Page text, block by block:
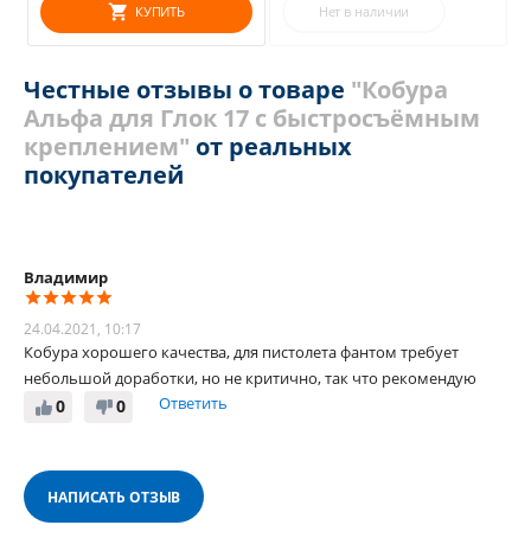
КУПИТЬ Нет в наличии
Честные отзывы о товаре "Кобура
Альфа для Глок 17 с быстросъёмным
креплением" от реальных
покупателей
Владимир
24.04.2021, 10:17
Кобура хорошего качества, для пистолета фантом требует
небольшой доработки, но не критично, так что рекомендую
0
0 Ответить
НАПИСАТЬ ОТЗЫВ